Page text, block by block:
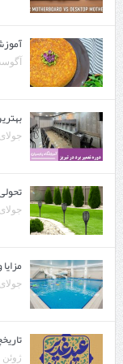
آموزش 5 مدل ته
آگوست 05,
جولای 30, 2025
جولای 14, 2025
جولای 12, 2025
ژوئن 03, 2025